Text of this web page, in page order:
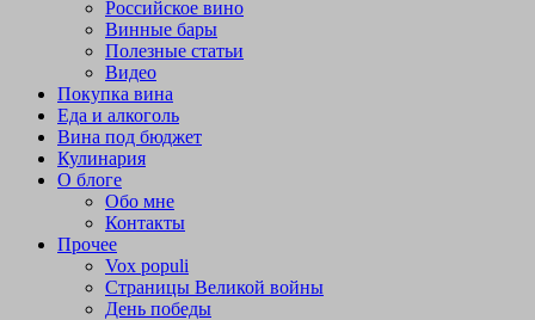
Российское вино
Винные бары
Полезные статьи
Видео
Покупка вина
Еда и алкоголь
Вина под бюджет
Кулинария
О блоге
Обо мне
Контакты
Прочее
Vox populi
Страницы Великой войны
День победы